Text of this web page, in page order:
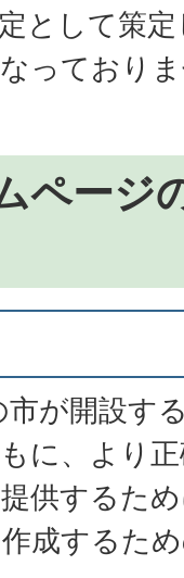
として策
なっており
ページ
が開設す
に、より
供するた
成するた